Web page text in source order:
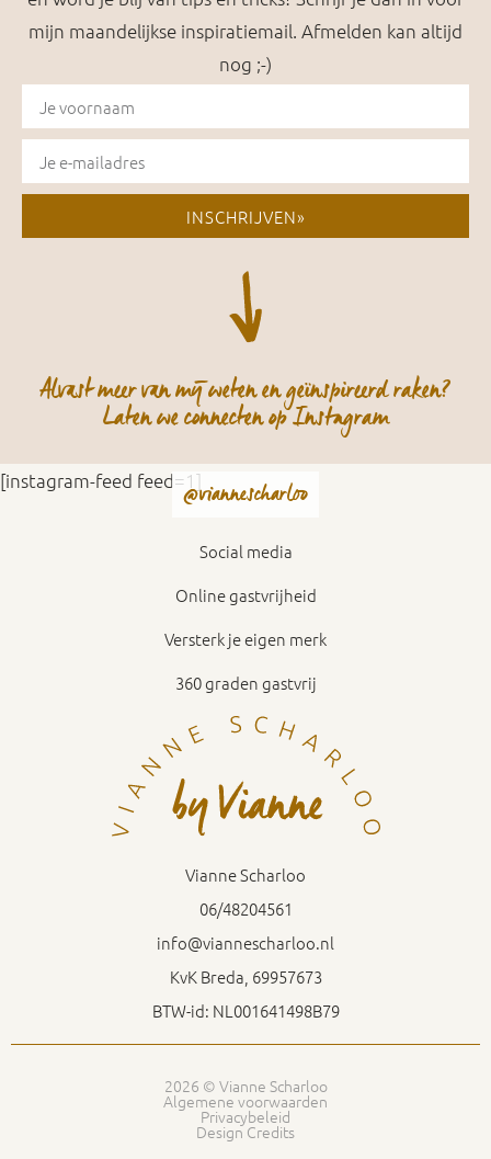
mijn maandelijkse inspiratiemail. Afmelden kan altijd
nog ;-)
INSCHRIJVEN»
Alvast meer van mij weten en geïnspireerd raken?
Laten we connecten op Instagram
@viannescharloo
[instagram-feed feed=1]
Social media
Online gastvrijheid
Versterk je eigen merk
360 graden gastvrij
Vianne Scharloo
06/48204561
info@viannescharloo.nl
KvK Breda, 69957673
BTW-id: NL001641498B79
2026 © Vianne Scharloo
Algemene voorwaarden
Privacybeleid
Design Credits